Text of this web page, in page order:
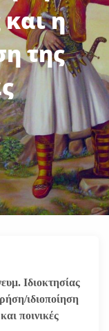
η
της
Ιδιοκτησίας
ιδιοποίηση
ποινικές